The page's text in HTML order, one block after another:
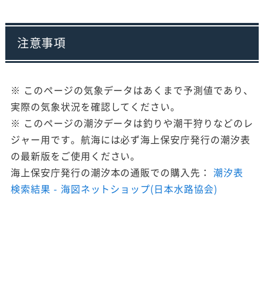
注意事項
※ このページの気象データはあくまで予測値であり、
実際の気象状況を確認してください。
※ このページの潮汐データは釣りや潮干狩りなどのレ
ジャー用です。航海には必ず海上保安庁発行の潮汐表
の最新版をご使用ください。
海上保安庁発行の潮汐本の通販での購入先：潮汐表
検索結果 - 海図ネットショップ(日本水路協会)